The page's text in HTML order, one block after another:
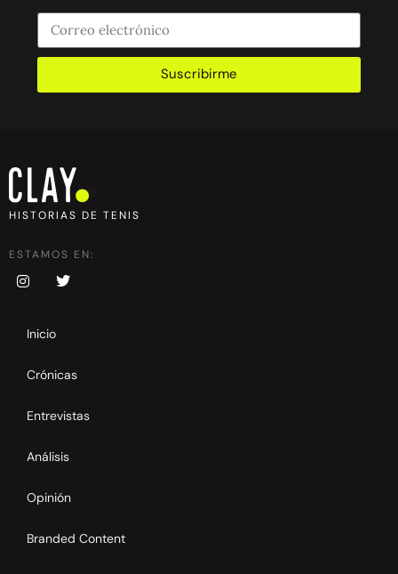
Suscribirme
HISTORIAS DE TENIS
ESTAMOS EN:
Inicio
Crónicas
Entrevistas
Análisis
Opinión
Branded Content